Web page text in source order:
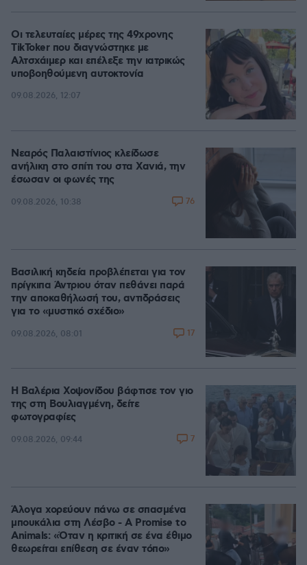
Οι τελευταίες μέρες της 49χρονης
TikToker που διαγνώστηκε με
Αλτσχάιμερ και επέλεξε την ιατρικώς
υποβοηθούμενη αυτοκτονία
09.08.2026, 12:07
Νεαρός Παλαιστίνιος κλείδωσε
ανήλικη στο σπίτι του στα Χανιά, την
έσωσαν οι φωνές της
09.08.2026, 10:38 76
Βασιλική κηδεία προβλέπεται για τον
πρίγκιπα Άντριου όταν πεθάνει παρά
την αποκαθήλωσή του, αντιδράσεις
για το «μυστικό σχέδιο»
09.08.2026, 08:01 17
Η Βαλέρια Χοψονίδου βάφτισε τον γιο
της στη Βουλιαγμένη, δείτε
φωτογραφίες
09.08.2026, 09:44 7
Άλογα χορεύουν πάνω σε σπασμένα
μπουκάλια στη Λέσβο - A Promise to
Animals: «Όταν η κριτική σε ένα έθιμο
θεωρείται επίθεση σε έναν τόπο»